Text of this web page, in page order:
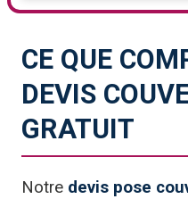
CE QUE
DEVIS
GRATUIT
Notre devis pose